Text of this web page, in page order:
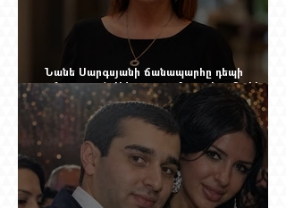
Նանե Սարգսյանի ճանապարհը դեպի
«Հայաստան-Սփյուռք» ամսագրի ամերիկյան
էջը